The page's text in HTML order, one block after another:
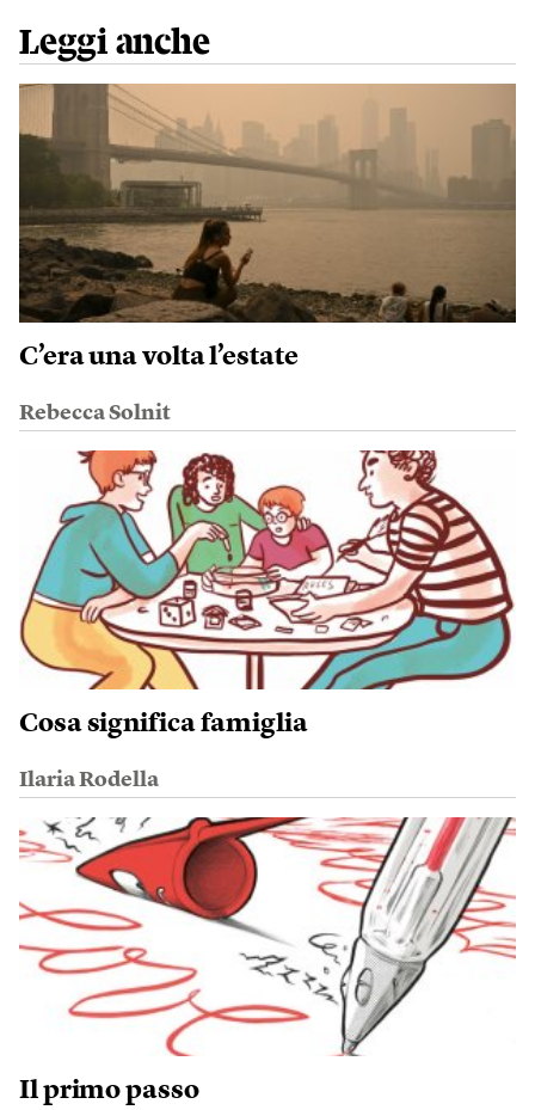
Leggi anche
C’era una volta l’estate
Rebecca Solnit
Cosa significa famiglia
Ilaria Rodella
Il primo passo